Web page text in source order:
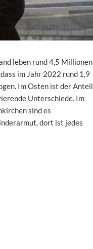
leben rund 4,5 Millionen
im Jahr 2022 rund 1,9
Im Osten ist der Anteil
Unterschiede. Im
sind es
dort ist jedes